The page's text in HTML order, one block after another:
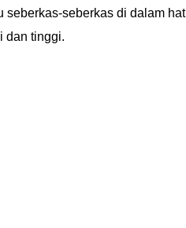
seberkas-seberkas di dalam
dan tinggi.